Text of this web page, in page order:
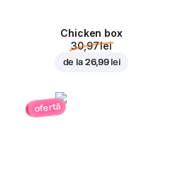
Chicken box
30,97 lei
de la 26,99 lei
ofertă